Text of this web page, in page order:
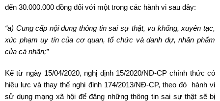
đến 30.000.000 đồng đối với một trong các hành vi sau đây:
“a) Cung cấp nội dung thông tin sai sự thật, vu khống, xuyên tạc,
xúc phạm uy tín của cơ quan, tổ chức và danh dự, nhân phẩm
của cá nhân;”
Kể từ ngày 15/04/2020, nghị định 15/2020/NĐ-CP chính thức có
hiệu lực và thay thế nghị định 174/2013/NĐ-CP, theo đó hành vi
sử dụng mạng xã hội để đăng những thông tin sai sự thật sẽ bị